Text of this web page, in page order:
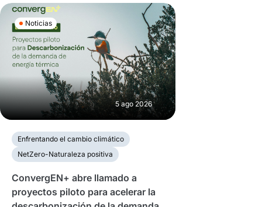
Noticias
5 ago 2026
Enfrentando el cambio climático
NetZero-Naturaleza positiva
ConvergEN+ abre llamado a
proyectos piloto para acelerar la